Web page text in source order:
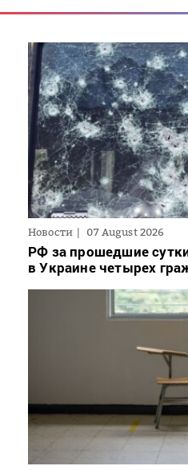
Новости 07 August 2026
РФ за прошедшие
в Украине четырех